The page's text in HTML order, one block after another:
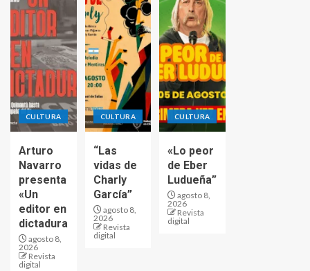
CULTURA
Arturo
Navarro
presenta
«Un
editor en
dictadura
agosto 8,
2026
Revista
digital
CULTURA
“Las
vidas de
Charly
García”
agosto 8,
2026
Revista
digital
CULTURA
«Lo peor
de Eber
Ludueña”
agosto 8,
2026
Revista
digital